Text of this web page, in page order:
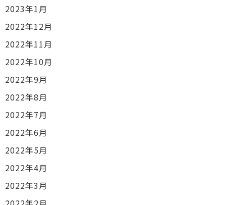
2023年1月
2022年12月
2022年11月
2022年10月
2022年9月
2022年8月
2022年7月
2022年6月
2022年5月
2022年4月
2022年3月